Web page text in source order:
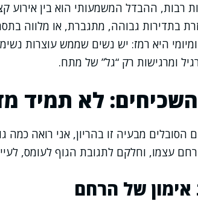
רבות, ההבדל המשמעותי הוא בין אירוע
בתדירות גבוהה, מתגברת, או מלווה
היא רמז: יש נשים שממש עוצרות
ומרגישות רק “גל” של מתח.
לא תמיד
הסובלים מבעיה זו בהריון, אני רואה
עצמו, וחלקם לתגובת הגוף לעומס,
אימון של הרחם